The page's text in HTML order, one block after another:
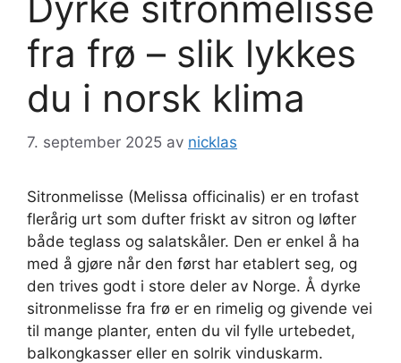
fra frø – slik lykkes
du i norsk klima
7. september 2025 av nicklas
Sitronmelisse (Melissa officinalis) er en trofast
flerårig urt som dufter friskt av sitron og løfter
både teglass og salatskåler. Den er enkel å ha
med å gjøre når den først har etablert seg, og
den trives godt i store deler av Norge. Å dyrke
sitronmelisse fra frø er en rimelig og givende vei
til mange planter, enten du vil fylle urtebedet,
balkongkasser eller en solrik vinduskarm.